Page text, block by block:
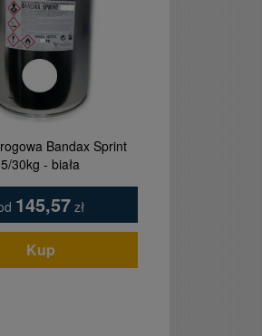
Bandax Sprint
5/30kg - biała
145,57zł
Kup